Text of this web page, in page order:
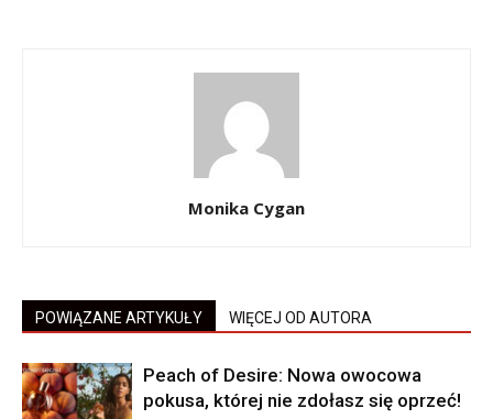
Monika Cygan
POWIĄZANE ARTYKUŁY WIĘCEJ OD AUTORA
Peach of Desire: Nowa owocowa
pokusa, której nie zdołasz się oprzeć!